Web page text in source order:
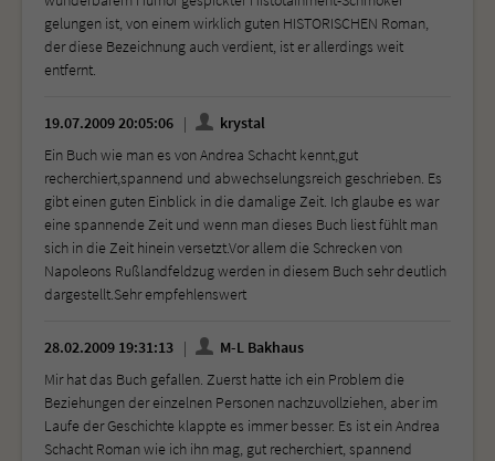
gelungen ist, von einem wirklich guten HISTORISCHEN Roman,
der diese Bezeichnung auch verdient, ist er allerdings weit
entfernt.
19.07.2009 20:05:06
krystal
Ein Buch wie man es von Andrea Schacht kennt,gut
recherchiert,spannend und abwechselungsreich geschrieben. Es
gibt einen guten Einblick in die damalige Zeit. Ich glaube es war
eine spannende Zeit und wenn man dieses Buch liest fühlt man
sich in die Zeit hinein versetzt.Vor allem die Schrecken von
Napoleons Rußlandfeldzug werden in diesem Buch sehr deutlich
dargestellt.Sehr empfehlenswert
28.02.2009 19:31:13
M-L Bakhaus
Mir hat das Buch gefallen. Zuerst hatte ich ein Problem die
Beziehungen der einzelnen Personen nachzuvollziehen, aber im
Laufe der Geschichte klappte es immer besser. Es ist ein Andrea
Schacht Roman wie ich ihn mag, gut recherchiert, spannend